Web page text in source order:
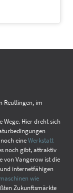
Reutlingen, im
Wege. Hier dreht sich
eineWerkstatt
noch gibt, attraktiv
von Vangerow ist die
internetfähigen
wie
Zukunftsmärkte